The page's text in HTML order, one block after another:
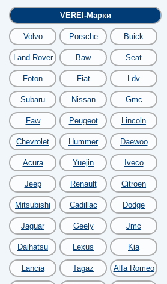
VEREI-Марки
Volvo Porsche Buick
Land Rover Baw Seat
Foton Fiat Ldv
Subaru Nissan Gmc
Faw Peugeot Lincoln
Chevrolet Hummer Daewoo
Acura Yuejin Iveco
Jeep Renault Citroen
Mitsubishi Cadillac Dodge
Jaguar Geely Jmc
Daihatsu Lexus Kia
Lancia Tagaz Alfa Romeo